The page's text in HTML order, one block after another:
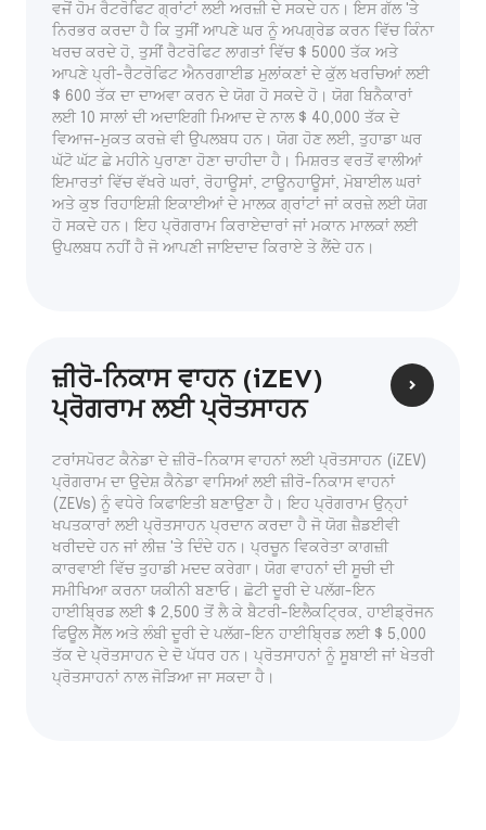
ਵਜੋਂ ਹੋਮ ਰੈਟਰੋਫਿਟ ਗ੍ਰਾਂਟਾਂ ਲਈ ਅਰਜ਼ੀ ਦੇ ਸਕਦੇ ਹਨ। ਇਸ ਗੱਲ 'ਤੇ
ਨਿਰਭਰ ਕਰਦਾ ਹੈ ਕਿ ਤੁਸੀਂ ਆਪਣੇ ਘਰ ਨੂੰ ਅਪਗ੍ਰੇਡ ਕਰਨ ਵਿੱਚ ਕਿੰਨਾ
ਖਰਚ ਕਰਦੇ ਹੋ, ਤੁਸੀਂ ਰੈਟਰੋਫਿਟ ਲਾਗਤਾਂ ਵਿੱਚ $ 5000 ਤੱਕ ਅਤੇ
ਆਪਣੇ ਪ੍ਰੀ-ਰੈਟਰੋਫਿਟ ਐਨਰਗਾਈਡ ਮੁਲਾਂਕਣਾਂ ਦੇ ਕੁੱਲ ਖਰਚਿਆਂ ਲਈ
$ 600 ਤੱਕ ਦਾ ਦਾਅਵਾ ਕਰਨ ਦੇ ਯੋਗ ਹੋ ਸਕਦੇ ਹੋ। ਯੋਗ ਬਿਨੈਕਾਰਾਂ
ਲਈ 10 ਸਾਲਾਂ ਦੀ ਅਦਾਇਗੀ ਮਿਆਦ ਦੇ ਨਾਲ $ 40,000 ਤੱਕ ਦੇ
ਵਿਆਜ-ਮੁਕਤ ਕਰਜ਼ੇ ਵੀ ਉਪਲਬਧ ਹਨ। ਯੋਗ ਹੋਣ ਲਈ, ਤੁਹਾਡਾ ਘਰ
ਘੱਟੋ ਘੱਟ ਛੇ ਮਹੀਨੇ ਪੁਰਾਣਾ ਹੋਣਾ ਚਾਹੀਦਾ ਹੈ। ਮਿਸ਼ਰਤ ਵਰਤੋਂ ਵਾਲੀਆਂ
ਇਮਾਰਤਾਂ ਵਿੱਚ ਵੱਖਰੇ ਘਰਾਂ, ਰੋਹਾਊਸਾਂ, ਟਾਊਨਹਾਊਸਾਂ, ਮੋਬਾਈਲ ਘਰਾਂ
ਅਤੇ ਕੁਝ ਰਿਹਾਇਸ਼ੀ ਇਕਾਈਆਂ ਦੇ ਮਾਲਕ ਗ੍ਰਾਂਟਾਂ ਜਾਂ ਕਰਜ਼ੇ ਲਈ ਯੋਗ
ਹੋ ਸਕਦੇ ਹਨ। ਇਹ ਪ੍ਰੋਗਰਾਮ ਕਿਰਾਏਦਾਰਾਂ ਜਾਂ ਮਕਾਨ ਮਾਲਕਾਂ ਲਈ
ਉਪਲਬਧ ਨਹੀਂ ਹੈ ਜੋ ਆਪਣੀ ਜਾਇਦਾਦ ਕਿਰਾਏ ਤੇ ਲੈਂਦੇ ਹਨ।
ਜ਼ੀਰੋ-ਨਿਕਾਸ ਵਾਹਨ (iZEV)
ਪ੍ਰੋਗਰਾਮ ਲਈ ਪ੍ਰੋਤਸਾਹਨ
ਟਰਾਂਸਪੋਰਟ ਕੈਨੇਡਾ ਦੇ ਜ਼ੀਰੋ-ਨਿਕਾਸ ਵਾਹਨਾਂ ਲਈ ਪ੍ਰੋਤਸਾਹਨ (iZEV)
ਪ੍ਰੋਗਰਾਮ ਦਾ ਉਦੇਸ਼ ਕੈਨੇਡਾ ਵਾਸਿਆਂ ਲਈ ਜ਼ੀਰੋ-ਨਿਕਾਸ ਵਾਹਨਾਂ
(ZEVs) ਨੂੰ ਵਧੇਰੇ ਕਿਫਾਇਤੀ ਬਣਾਉਣਾ ਹੈ। ਇਹ ਪ੍ਰੋਗਰਾਮ ਉਨ੍ਹਾਂ
ਖਪਤਕਾਰਾਂ ਲਈ ਪ੍ਰੋਤਸਾਹਨ ਪ੍ਰਦਾਨ ਕਰਦਾ ਹੈ ਜੋ ਯੋਗ ਜ਼ੈਡਈਵੀ
ਖਰੀਦਦੇ ਹਨ ਜਾਂ ਲੀਜ਼ 'ਤੇ ਦਿੰਦੇ ਹਨ। ਪ੍ਰਚੂਨ ਵਿਕਰੇਤਾ ਕਾਗਜ਼ੀ
ਕਾਰਵਾਈ ਵਿੱਚ ਤੁਹਾਡੀ ਮਦਦ ਕਰੇਗਾ। ਯੋਗ ਵਾਹਨਾਂ ਦੀ ਸੂਚੀ ਦੀ
ਸਮੀਖਿਆ ਕਰਨਾ ਯਕੀਨੀ ਬਣਾਓ। ਛੋਟੀ ਦੂਰੀ ਦੇ ਪਲੱਗ-ਇਨ
ਹਾਈਬ੍ਰਿਡ ਲਈ $ 2,500 ਤੋਂ ਲੈ ਕੇ ਬੈਟਰੀ-ਇਲੈਕਟ੍ਰਿਕ, ਹਾਈਡ੍ਰੋਜਨ
ਫਿਊਲ ਸੈੱਲ ਅਤੇ ਲੰਬੀ ਦੂਰੀ ਦੇ ਪਲੱਗ-ਇਨ ਹਾਈਬ੍ਰਿਡ ਲਈ $ 5,000
ਤੱਕ ਦੇ ਪ੍ਰੋਤਸਾਹਨ ਦੇ ਦੋ ਪੱਧਰ ਹਨ। ਪ੍ਰੋਤਸਾਹਨਾਂ ਨੂੰ ਸੂਬਾਈ ਜਾਂ ਖੇਤਰੀ
ਪ੍ਰੋਤਸਾਹਨਾਂ ਨਾਲ ਜੋੜਿਆ ਜਾ ਸਕਦਾ ਹੈ।